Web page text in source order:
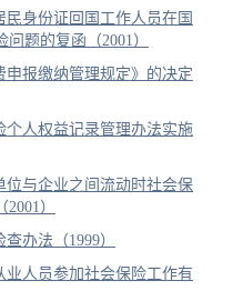
身份证回国工作人员在国
题的复函（2001）
申报缴纳管理规定》的决定
个人权益记录管理办法实施
位与企业之间流动时社会保
）
办法（1999）
业人员参加社会保险工作有